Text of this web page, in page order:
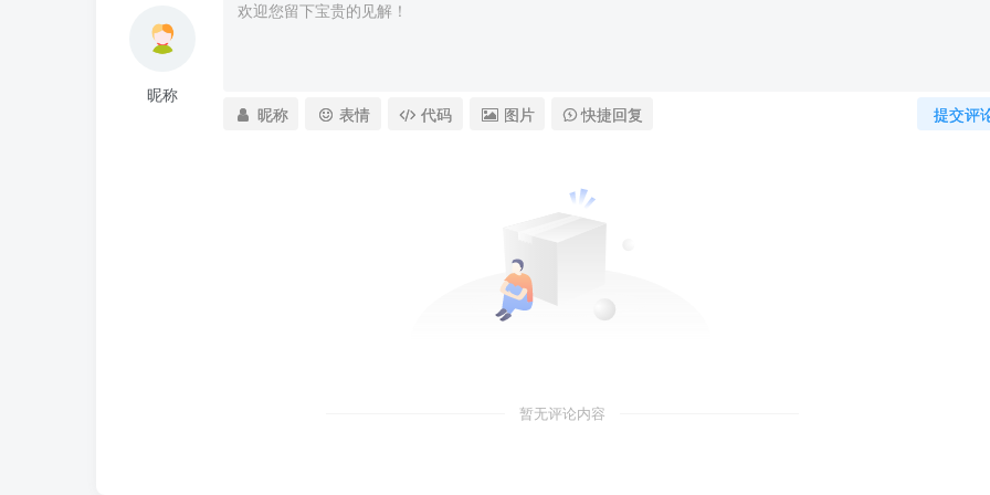
昵称
提交评
昵称 表情 代码 图片 快捷回复
暂无评论内容